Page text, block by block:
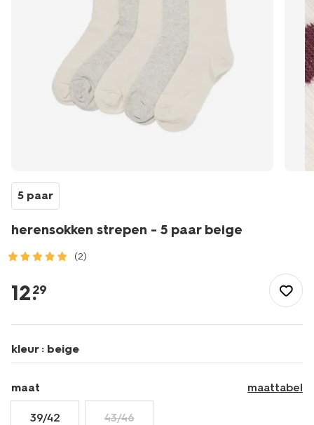
5 paar
herensokken strepen - 5 paar beige
(2)
strepen-
-
paar-
beige-
4150540BEIGE.html
12.
29
kleur : beige
maat maattabel
39/42 43/46